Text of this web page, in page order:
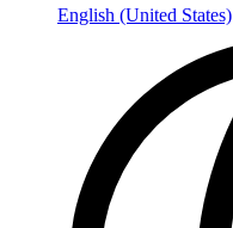
English (United States)